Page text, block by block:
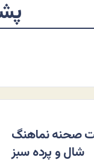
صحنه نماهنگ
شال و پرده سبز